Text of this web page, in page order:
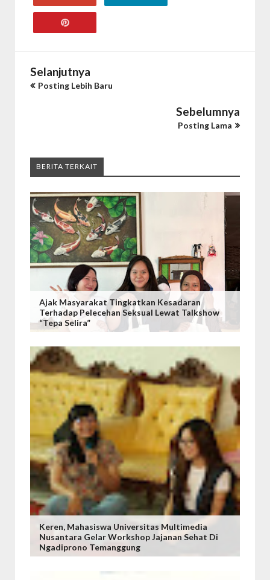
Selanjutnya
Posting Lebih Baru
Sebelumnya
Posting Lama
BERITA TERKAIT
Ajak Masyarakat Tingkatkan Kesadaran
Terhadap Pelecehan Seksual Lewat Talkshow
“Tepa Selira”
Keren, Mahasiswa Universitas Multimedia
Nusantara Gelar Workshop Jajanan Sehat Di
Ngadiprono Temanggung